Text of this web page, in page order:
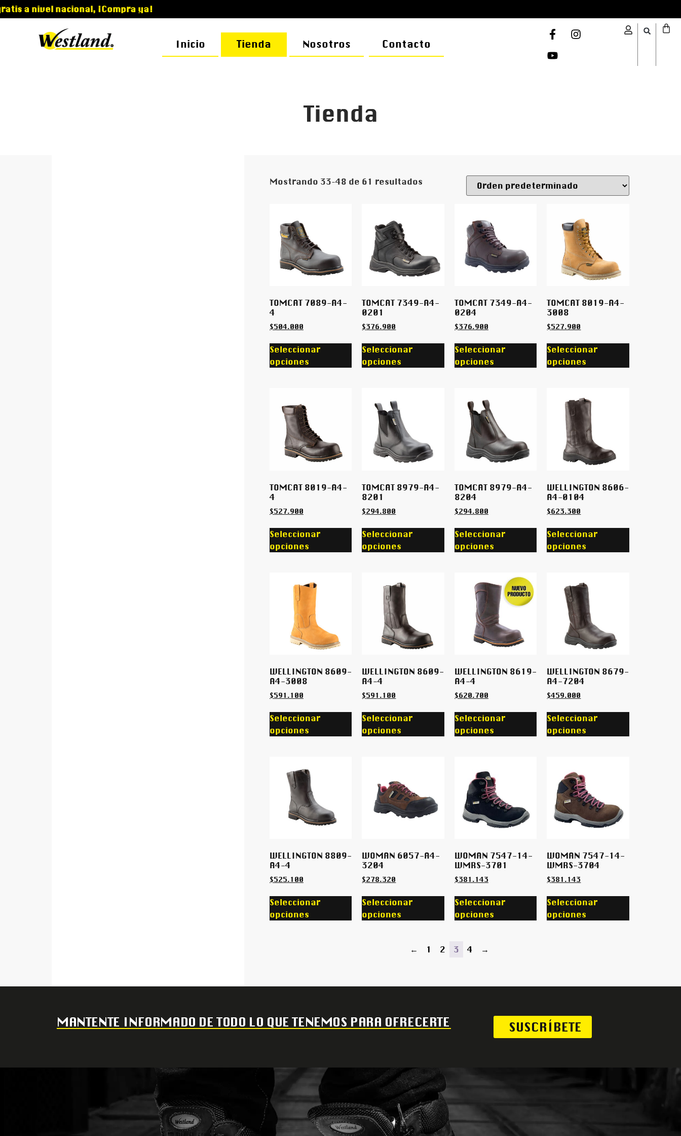
nacional, ¡Compra ya!
Inicio Tienda Nosotros Contacto
Tienda
Mostrando 33–48 de 61 resultados
TOMCAT 7089-A4-
4
$504.000
Seleccionar
opciones
TOMCAT 7349-A4-
0201
$376.900
Seleccionar
opciones
TOMCAT 7349-A4-
0204
$376.900
Seleccionar
opciones
TOMCAT 8019-A4-
3008
$527.900
Seleccionar
opciones
TOMCAT 8019-A4-
4
$527.900
Seleccionar
opciones
TOMCAT 8979-A4-
8201
$294.800
Seleccionar
opciones
TOMCAT 8979-A4-
8204
$294.800
Seleccionar
opciones
WELLINGTON 8606-
A4-0104
$623.300
Seleccionar
opciones
WELLINGTON 8609-
A4-3008
$591.100
Seleccionar
opciones
WELLINGTON 8609-
A4-4
$591.100
Seleccionar
opciones
WELLINGTON 8619-
A4-4
$620.700
Seleccionar
opciones
WELLINGTON 8679-
A4-7204
$459.000
Seleccionar
opciones
WELLINGTON 8809-
A4-4
$525.100
Seleccionar
opciones
WOMAN 6057-A4-
3204
$278.320
Seleccionar
opciones
WOMAN 7547-14-
WMRS-3701
$381.143
Seleccionar
opciones
WOMAN 7547-14-
WMRS-3704
$381.143
Seleccionar
opciones
← 1 2 3 4 →
MANTENTE INFORMADO DE TODO LO QUE TENEMOS PARA OFRECERTE SUSCRÍBETE